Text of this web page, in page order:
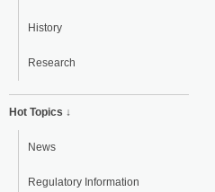
History
Research
Hot Topics ↓
News
Regulatory Information